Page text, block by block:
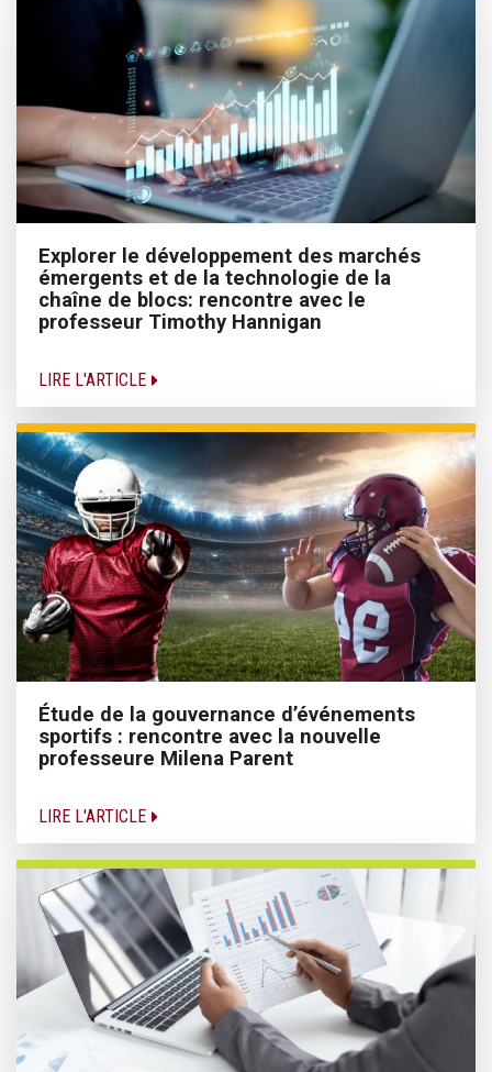
Explorer le développement des marchés
émergents et de la technologie de la
chaîne de blocs: rencontre avec le
professeur Timothy Hannigan
LIRE L'ARTICLE
Étude de la gouvernance d’événements
sportifs : rencontre avec la nouvelle
professeure Milena Parent
LIRE L'ARTICLE